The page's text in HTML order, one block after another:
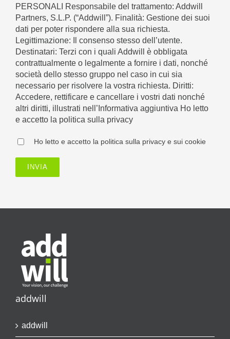
PERSONALI Responsabile del trattamento: Addwill
Partners, S.L.P. (“Addwill”). Finalità: Gestione dei suoi
dati per poter rispondere alla sua richiesta.
Legittimazione: Il consenso stesso dell’utente.
Destinatari: Terzi con i quali Addwill è obbligata
contrattualmente o legalmente a fornire i dati, nonché
società dello stesso gruppo nel caso in cui sia
necessario per risolvere la vostra richiesta. Diritti:
Accedere, rettificare e cancellare i vostri dati nonché
altri diritti, illustrati nell’Informativa aggiuntiva Ho letto
e accetto la politica sulla privacy
Ho letto e accetto la politica sulla privacy e sui cookie
addwill
addwill